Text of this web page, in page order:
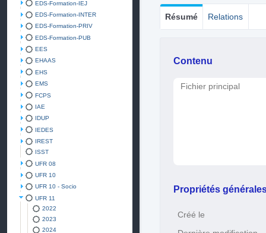
EDS-Formation-IEJ
EDS-Formation-INTER
EDS-Formation-PRIV
EDS-Formation-PUB
EES
EHAAS
EHS
EMS
FCPS
IAE
IDUP
IEDES
IREST
ISST
UFR 08
UFR 10
UFR 10 - Socio
UFR 11
2022
2023
2024
Résumé Relations
Contenu
Fichier principal
Propriétés
Créé le